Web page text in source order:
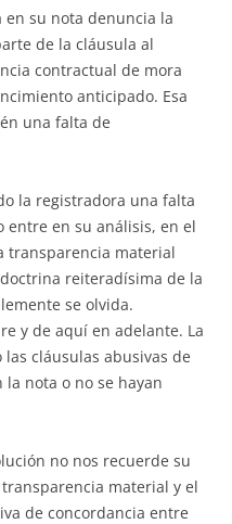
en su nota denuncia la
de la cláusula al
contractual de mora
anticipado. Esa
una falta de
la registradora una falta
entre en su análisis, en el
transparencia material
reiteradísima de la
se olvida.
y de aquí en adelante. La
las cláusulas abusivas de
nota o no se hayan
no nos recuerde su
material y el
de concordancia entre